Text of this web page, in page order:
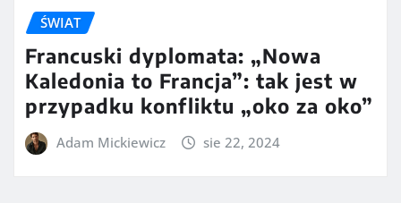
ŚWIAT
Francuski dyplomata: „Nowa
Kaledonia to Francja”: tak jest w
przypadku konfliktu „oko za oko”
Adam Mickiewicz sie 22, 2024